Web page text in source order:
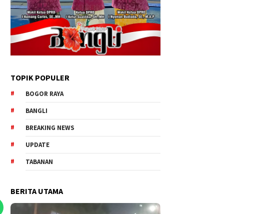
TOPIK POPULER
BOGOR RAYA
BANGLI
BREAKING NEWS
UPDATE
TABANAN
BERITA UTAMA